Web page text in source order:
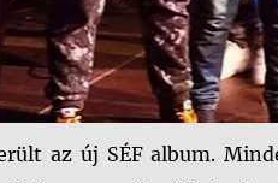
az új SÉF album.